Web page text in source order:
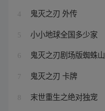
4 鬼灭之刃 外传
5 小小地球全国多少家
6 鬼灭之刃剧场版蜘蛛山
7 鬼灭之刃 卡牌
8 末世重生之绝对独宠